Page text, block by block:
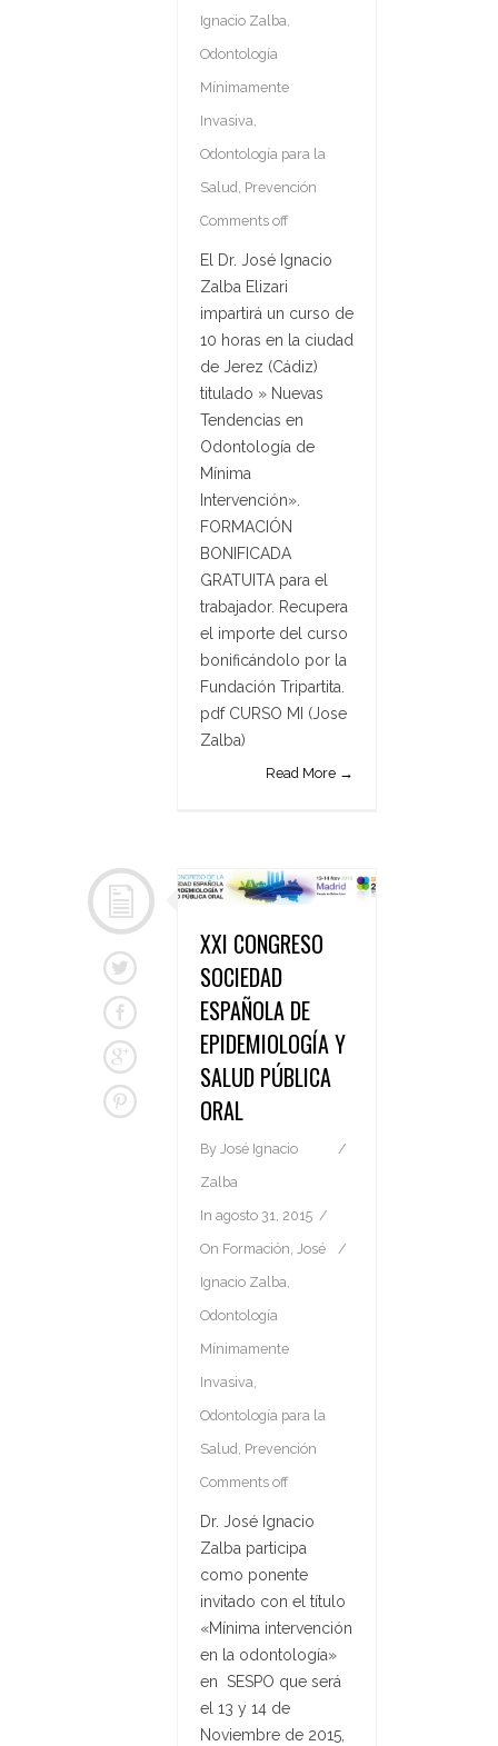
Ignacio Zalba,
Odontología
Mínimamente
Invasiva,
Odontología para la
Salud, Prevención
Comments off
El Dr. José Ignacio
Zalba Elizari
impartirá un curso de
10 horas en la ciudad
de Jerez (Cádiz)
titulado » Nuevas
Tendencias en
Odontología de
Mínima
Intervención».
FORMACIÓN
BONIFICADA
GRATUITA para el
trabajador. Recupera
el importe del curso
bonificándolo por la
Fundación Tripartita.
pdf CURSO MI (Jose
Zalba)
Read More →
XXI CONGRESO
SOCIEDAD
ESPAÑOLA DE
EPIDEMIOLOGÍA Y
SALUD PÚBLICA
ORAL
By José Ignacio
Zalba
In agosto 31, 2015
On Formación, José
Ignacio Zalba,
Odontología
Mínimamente
Invasiva,
Odontología para la
Salud, Prevención
Comments off
Dr. José Ignacio
Zalba participa
como ponente
invitado con el título
«Mínima intervención
en la odontología»
en SESPO que será
el 13 y 14 de
Noviembre de 2015,